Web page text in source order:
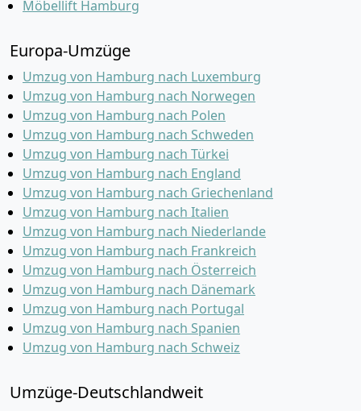
Möbellift Hamburg
Europa-Umzüge
Umzug von Hamburg nach Luxemburg
Umzug von Hamburg nach Norwegen
Umzug von Hamburg nach Polen
Umzug von Hamburg nach Schweden
Umzug von Hamburg nach Türkei
Umzug von Hamburg nach England
Umzug von Hamburg nach Griechenland
Umzug von Hamburg nach Italien
Umzug von Hamburg nach Niederlande
Umzug von Hamburg nach Frankreich
Umzug von Hamburg nach Österreich
Umzug von Hamburg nach Dänemark
Umzug von Hamburg nach Portugal
Umzug von Hamburg nach Spanien
Umzug von Hamburg nach Schweiz
Umzüge-Deutschlandweit